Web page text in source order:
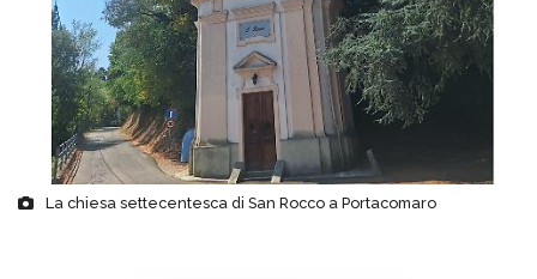
La chiesa settecentesca di San Rocco a Portacomaro